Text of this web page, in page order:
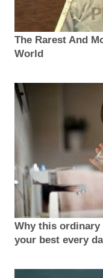
The Rarest And
World
Why this
your best every